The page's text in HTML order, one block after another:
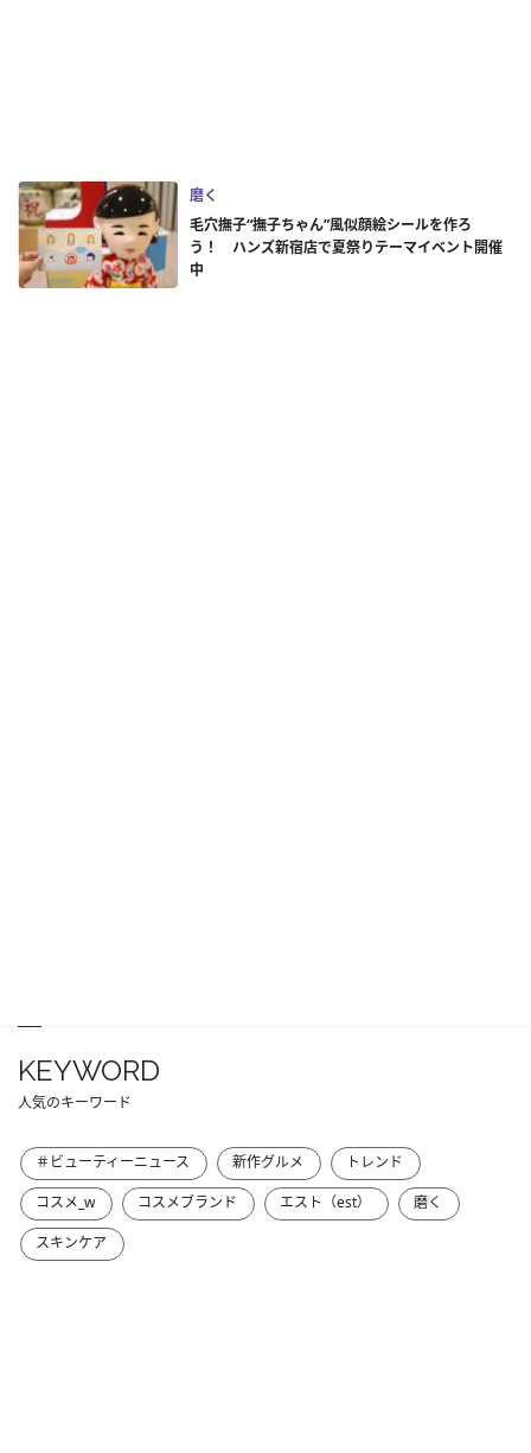
磨く
毛穴撫子“撫子ちゃん”風似顔絵シールを作ろ
う！ ハンズ新宿店で夏祭りテーマイベント開催
中
KEYWORD
人気のキーワード
＃ビューティーニュース 新作グルメ
トレンド
コスメ_w
コスメブランド エスト（est）
磨く
スキンケア